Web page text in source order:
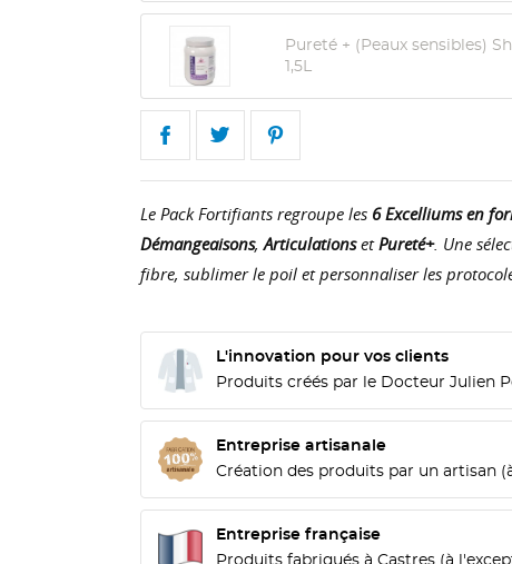
Pureté + (Peaux sensibles)
1,5L
Le Pack Fortifiants regroupe les 6 Excelliums en
Démangeaisons,ArticulationsetPureté+. Une
fibre, sublimer le poil et personnaliser les
L'innovation pour vos clients
Produits créés par le Docteur Julien
Entreprise artisanale
Création des produits par un artisan
Entreprise française
Produits fabriqués à Castres (à